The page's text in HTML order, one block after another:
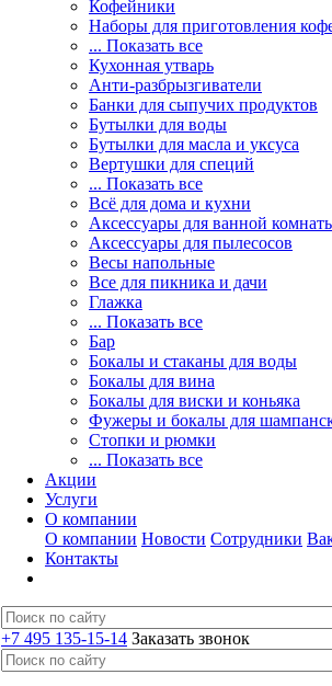
Кофейники
Наборы для приготовления
... Показать все
Кухонная утварь
Анти-разбрызгиватели
Банки для сыпучих продуктов
Бутылки для воды
Бутылки для масла и уксуса
Вертушки для специй
... Показать все
Всё для дома и кухни
Аксессуары для ванной
Аксессуары для пылесосов
Весы напольные
Все для пикника и дачи
Глажка
... Показать все
Бар
Бокалы и стаканы для воды
Бокалы для вина
Бокалы для виски и коньяка
Фужеры и бокалы для
Стопки и рюмки
... Показать все
Акции
Услуги
О компании
О компании Новости Сотрудники
Контакты
+7 495 135-15-14 Заказать звонок